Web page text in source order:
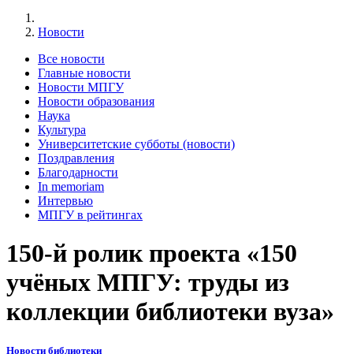
Новости
Все новости
Главные новости
Новости МПГУ
Новости образования
Наука
Культура
Университетские субботы (новости)
Поздравления
Благодарности
In memoriam
Интервью
МПГУ в рейтингах
150-й ролик проекта «150
учёных МПГУ: труды из
коллекции библиотеки вуза»
Новости библиотеки